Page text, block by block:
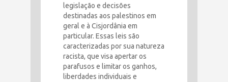
legislação e decisões
destinadas aos palestinos em
geral e à Cisjordânia em
particular. Essas leis são
caracterizadas por sua natureza
racista, que visa apertar os
parafusos e limitar os ganhos,
liberdades individuais e